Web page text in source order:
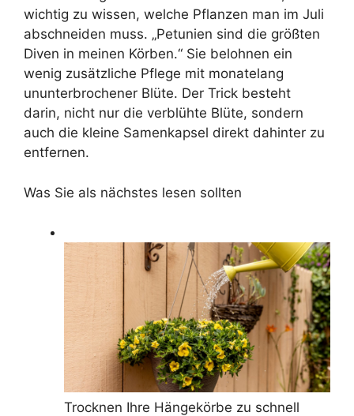
wichtig zu wissen, welche Pflanzen man im Juli
abschneiden muss. „Petunien sind die größten
Diven in meinen Körben.“ Sie belohnen ein
wenig zusätzliche Pflege mit monatelang
ununterbrochener Blüte. Der Trick besteht
darin, nicht nur die verblühte Blüte, sondern
auch die kleine Samenkapsel direkt dahinter zu
entfernen.
Was Sie als nächstes lesen sollten
Trocknen Ihre Hängekörbe zu schnell